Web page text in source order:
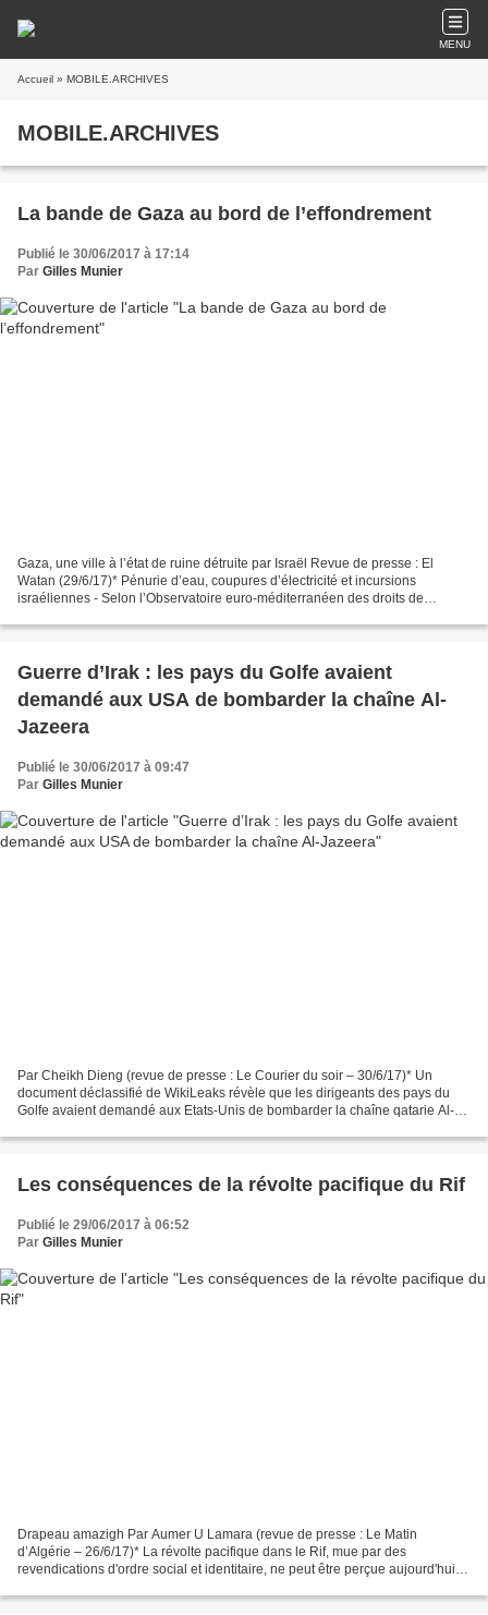
MENU
Accueil » MOBILE.ARCHIVES
MOBILE.ARCHIVES
La bande de Gaza au bord de l’effondrement
Publié le 30/06/2017 à 17:14
Par Gilles Munier
Gaza, une ville à l’état de ruine détruite par Israël Revue de presse : El
Watan (29/6/17)* Pénurie d’eau, coupures d’électricité et incursions
israéliennes - Selon l’Observatoire euro-méditerranéen des droits de
Guerre d’Irak : les pays du Golfe avaient
demandé aux USA de bombarder la chaîne Al-
Jazeera
Publié le 30/06/2017 à 09:47
Par Gilles Munier
Par Cheikh Dieng (revue de presse : Le Courier du soir – 30/6/17)* Un
document déclassifié de WikiLeaks révèle que les dirigeants des pays du
Golfe avaient demandé aux Etats-Unis de bombarder la chaîne qatarie Al-
Les conséquences de la révolte pacifique du Rif
Publié le 29/06/2017 à 06:52
Par Gilles Munier
Drapeau amazigh Par Aumer U Lamara (revue de presse : Le Matin
d’Algérie – 26/6/17)* La révolte pacifique dans le Rif, mue par des
revendications d'ordre social et identitaire, ne peut être perçue aujourd'hui